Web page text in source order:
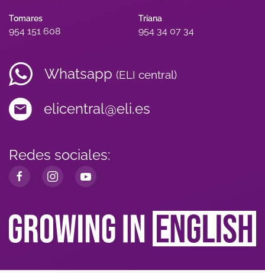
Tomares
954 151 608
Triana
954 34 07 34
Whatsapp (ELI central)
elicentral@eli.es
Redes sociales: